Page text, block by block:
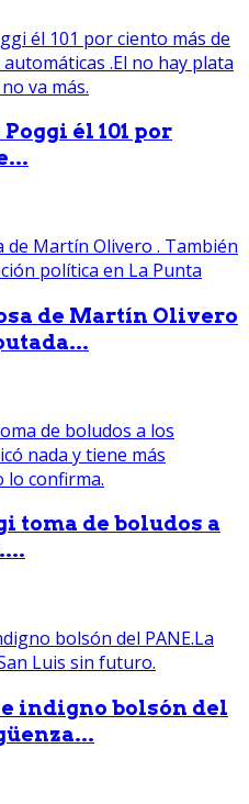
él 101 por
de Martín Olivero
toma de boludos a
indigno bolsón del